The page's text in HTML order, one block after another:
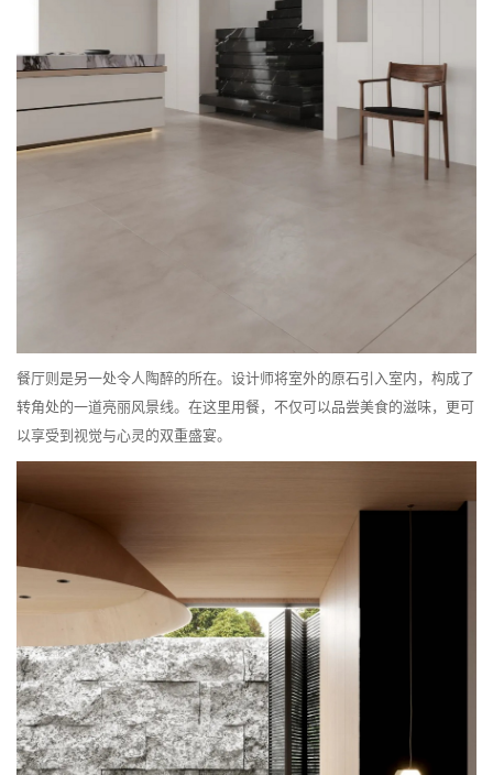
餐厅则是另一处令人陶醉的所在。设计师将室外的原石引入室内，构成了
转角处的一道亮丽风景线。在这里用餐，不仅可以品尝美食的滋味，更可
以享受到视觉与心灵的双重盛宴。